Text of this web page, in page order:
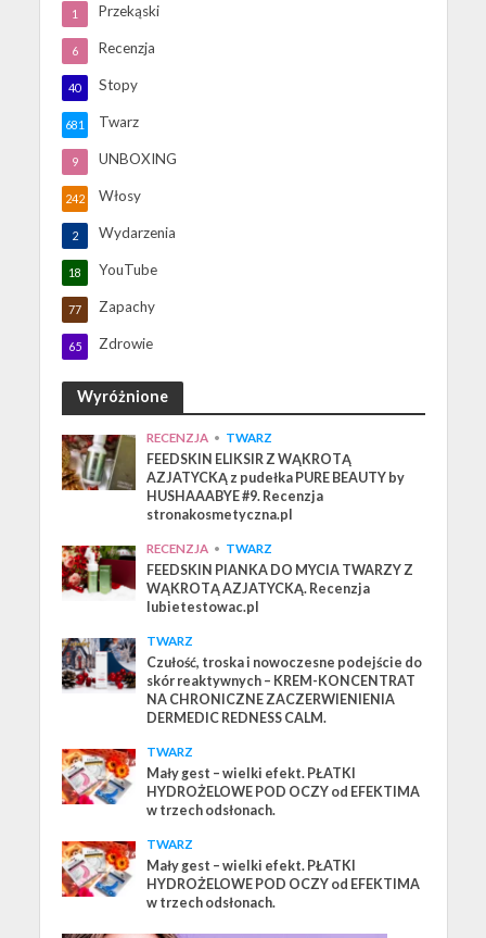
Przekąski
1
Recenzja
6
Stopy
40
Twarz
681
UNBOXING
9
Włosy
242
Wydarzenia
2
YouTube
18
Zapachy
77
Zdrowie
65
Wyróżnione
RECENZJA • TWARZ
FEEDSKIN ELIKSIR Z WĄKROTĄ
AZJATYCKĄ z pudełka PURE BEAUTY by
HUSHAAABYE #9. Recenzja
stronakosmetyczna.pl
RECENZJA • TWARZ
FEEDSKIN PIANKA DO MYCIA TWARZY Z
WĄKROTĄ AZJATYCKĄ. Recenzja
lubietestowac.pl
TWARZ
Czułość, troska i nowoczesne podejście do
skór reaktywnych – KREM-KONCENTRAT
NA CHRONICZNE ZACZERWIENIENIA
DERMEDIC REDNESS CALM.
TWARZ
Mały gest – wielki efekt. PŁATKI
HYDROŻELOWE POD OCZY od EFEKTIMA
w trzech odsłonach.
TWARZ
Mały gest – wielki efekt. PŁATKI
HYDROŻELOWE POD OCZY od EFEKTIMA
w trzech odsłonach.